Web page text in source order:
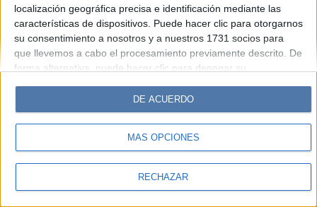
localización geográfica precisa e identificación mediante las
características de dispositivos. Puede hacer clic para otorgarnos
su consentimiento a nosotros y a nuestros 1731 socios para
que llevemos a cabo el procesamiento previamente descrito. De
forma alternativa, puede hacer clic para denegar su
cambiar sus preferencias antes de otorgar su consentimiento.
Tenga en cuenta que algún procesamiento de sus datos
personales puede no requerir de su consentimiento, pero usted
tiene el derecho de rechazar tal procesamiento. Sus
sus preferencias o retirar su consentimiento en cualquier
MÁS OPCIONES
RECHAZAR
DE ACUERDO